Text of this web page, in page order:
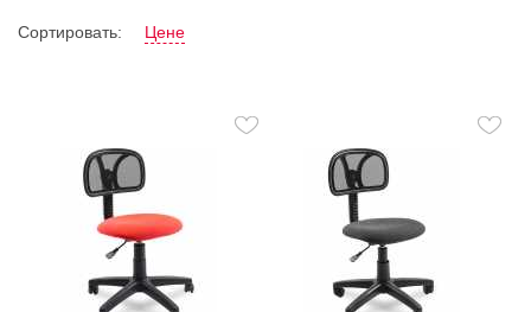
Сортировать: Цене